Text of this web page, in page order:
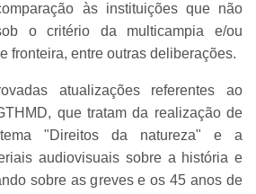
às instituições que não
o critério da multicampia e/ou
fronteira, entre outras deliberações.
atualizações referentes ao
que tratam da realização de
"Direitos da natureza" e a
audiovisuais sobre a história e
sobre as greves e os 45 anos de